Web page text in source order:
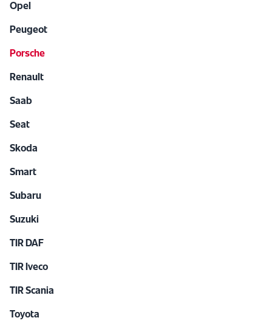
Opel
Peugeot
Porsche
Renault
Saab
Seat
Skoda
Smart
Subaru
Suzuki
TIR DAF
TIR Iveco
TIR Scania
Toyota